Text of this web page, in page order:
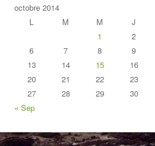
octobre 2014
L
M M J
1
2
6
7 8 9
13
14 15 16
20
21 22 23
27
28 29 30
« Sep